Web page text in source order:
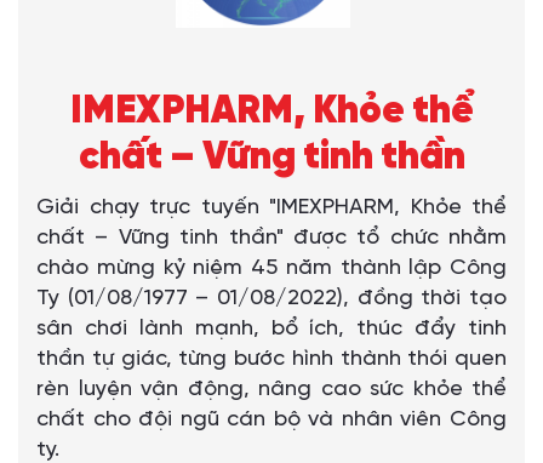
IMEXPHARM, Khỏe thể
chất – Vững tinh thần
Giải chạy trực tuyến "IMEXPHARM, Khỏe thể
chất – Vững tinh thần" được tổ chức nhằm
chào mừng kỷ niệm 45 năm thành lập Công
Ty (01/08/1977 – 01/08/2022), đồng thời tạo
sân chơi lành mạnh, bổ ích, thúc đẩy tinh
thần tự giác, từng bước hình thành thói quen
rèn luyện vận động, nâng cao sức khỏe thể
chất cho đội ngũ cán bộ và nhân viên Công
ty.